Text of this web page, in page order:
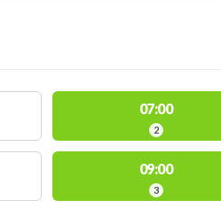
07:00
2
09:00
3